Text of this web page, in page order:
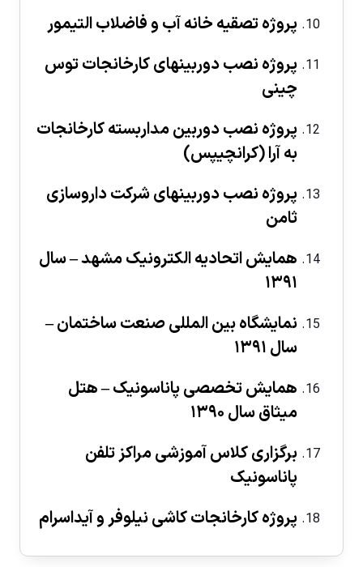
پروژه تصقیه خانه آب و فاضلاب التیمور
پروژه نصب دوربينهای کارخانجات توس
چینی
پروژه نصب دوربين مداربسته کارخانجات
به آرا (کرانچیپس)
پروژه نصب دوربينهای شرکت داروسازی
ثامن
همایش اتحادیه الکترونیک مشهد – سال
۱۳۹۱
نمایشگاه بین المللی صنعت ساختمان –
سال ۱۳۹۱
همایش تخصصی پاناسونیک – هتل
میثاق سال ۱۳۹۰
برگزاری کلاس آموزشی مراکز تلفن
پاناسونیک
پروژه کارخانجات کاشی نیلوفر و آیداسرام